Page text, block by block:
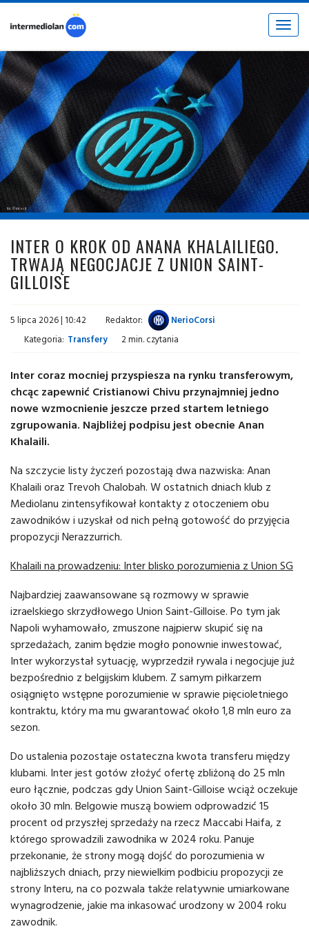
Toggle
fot. © inter.it
INTER O KROK OD ANANA KHALAILIEGO.
TRWAJĄ NEGOCJACJE Z UNION SAINT-
GILLOISE
5 lipca 2026 | 10:42 Redaktor:
NerioCorsi
Kategoria: Transfery 2 min. czytania
Inter coraz mocniej przyspiesza na rynku transferowym,
chcąc zapewnić Cristianowi Chivu przynajmniej jedno
nowe wzmocnienie jeszcze przed startem letniego
zgrupowania. Najbliżej podpisu jest obecnie Anan
Khalaili.
Na szczycie listy życzeń pozostają dwa nazwiska: Anan
Khalaili oraz Trevoh Chalobah. W ostatnich dniach klub z
Mediolanu zintensyfikował kontakty z otoczeniem obu
zawodników i uzyskał od nich pełną gotowość do przyjęcia
propozycji Nerazzurrich.
Khalaili na prowadzeniu: Inter blisko porozumienia z Union SG
Najbardziej zaawansowane są rozmowy w sprawie
izraelskiego skrzydłowego Union Saint-Gilloise. Po tym jak
Napoli wyhamowało, zmuszone najpierw skupić się na
sprzedażach, zanim będzie mogło ponownie inwestować,
Inter wykorzystał sytuację, wyprzedził rywala i negocjuje już
bezpośrednio z belgijskim klubem. Z samym piłkarzem
osiągnięto wstępne porozumienie w sprawie pięcioletniego
kontraktu, który ma mu gwarantować około 1,8 mln euro za
sezon.
Do ustalenia pozostaje ostateczna kwota transferu między
klubami. Inter jest gotów złożyć ofertę zbliżoną do 25 mln
euro łącznie, podczas gdy Union Saint-Gilloise wciąż oczekuje
około 30 mln. Belgowie muszą bowiem odprowadzić 15
procent od przyszłej sprzedaży na rzecz Maccabi Haifa, z
którego sprowadzili zawodnika w 2024 roku. Panuje
przekonanie, że strony mogą dojść do porozumienia w
najbliższych dniach, przy niewielkim podbiciu propozycji ze
strony Interu, na co pozwala także relatywnie umiarkowane
wynagrodzenie, jakie ma inkasować urodzony w 2004 roku
zawodnik.